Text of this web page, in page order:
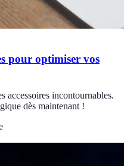
pour optimiser vos
accessoires incontournables.
dès maintenant !